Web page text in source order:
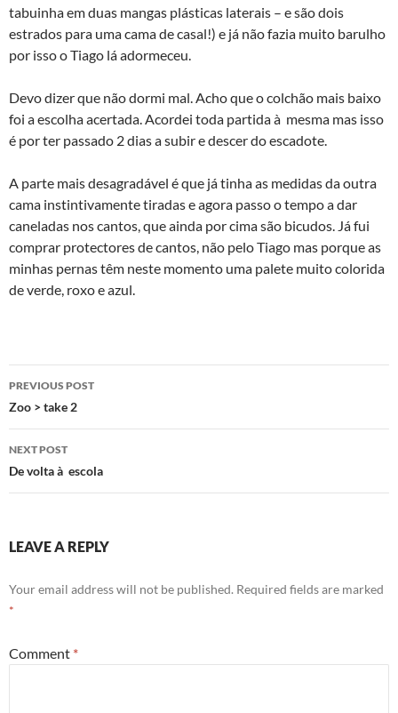
tabuinha em duas mangas plásticas laterais – e são dois
estrados para uma cama de casal!) e já não fazia muito barulho
por isso o Tiago lá adormeceu.
Devo dizer que não dormi mal. Acho que o colchão mais baixo
foi a escolha acertada. Acordei toda partida à mesma mas isso
é por ter passado 2 dias a subir e descer do escadote.
A parte mais desagradável é que já tinha as medidas da outra
cama instintivamente tiradas e agora passo o tempo a dar
caneladas nos cantos, que ainda por cima são bicudos. Já fui
comprar protectores de cantos, não pelo Tiago mas porque as
minhas pernas têm neste momento uma palete muito colorida
de verde, roxo e azul.
Post
navigation
PREVIOUS POST
Zoo > take 2
NEXT POST
De volta à escola
LEAVE A REPLY
Your email address will not be published. Required fields are marked
*
Comment *